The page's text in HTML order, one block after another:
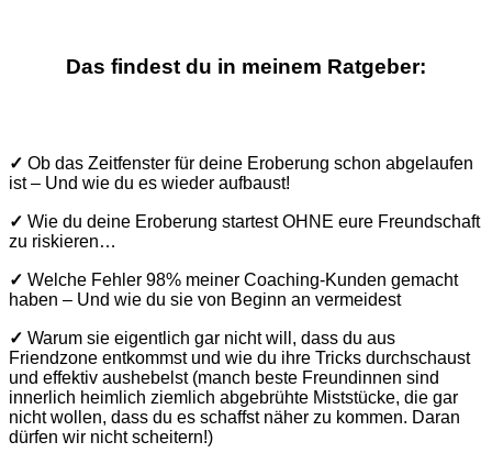
Das findest du in meinem Ratgeber:
✓ Ob das Zeitfenster für deine Eroberung schon abgelaufen
ist – Und wie du es wieder aufbaust!
✓ Wie du deine Eroberung startest OHNE eure Freundschaft
zu riskieren…
✓ Welche Fehler 98% meiner Coaching-Kunden gemacht
haben – Und wie du sie von Beginn an vermeidest
✓ Warum sie eigentlich gar nicht will, dass du aus
Friendzone entkommst und wie du ihre Tricks durchschaust
und effektiv aushebelst (manch beste Freundinnen sind
innerlich heimlich ziemlich abgebrühte Miststücke, die gar
nicht wollen, dass du es schaffst näher zu kommen. Daran
dürfen wir nicht scheitern!)